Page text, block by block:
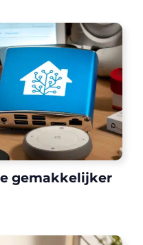
gemakkelijker